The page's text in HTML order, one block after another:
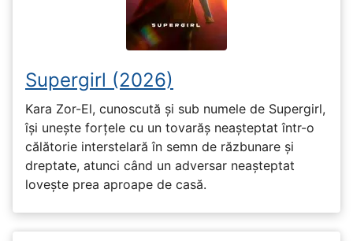
Supergirl (2026)
Kara Zor-El, cunoscută și sub numele de Supergirl,
își unește forțele cu un tovarăș neașteptat într-o
călătorie interstelară în semn de răzbunare și
dreptate, atunci când un adversar neașteptat
lovește prea aproape de casă.